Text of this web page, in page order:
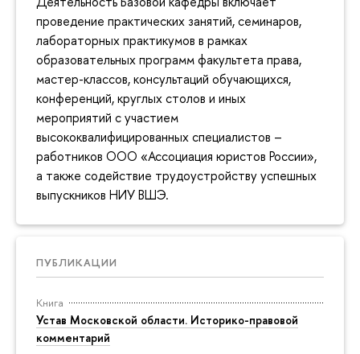
проведение практических занятий, семинаров,
лабораторных практикумов в рамках
образовательных программ факультета права,
мастер-классов, консультаций обучающихся,
конференций, круглых столов и иных
мероприятий с участием
высококвалифицированных специалистов –
работников ООО «Ассоциация юристов России»,
а также содействие трудоустройству успешных
выпускников НИУ ВШЭ.
ПУБЛИКАЦИИ
Книга
Устав Московской области. Историко-правовой
комментарий